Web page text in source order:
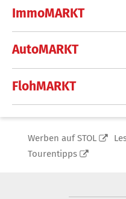
ImmoMARKT
AutoMARKT
FlohMARKT
Werben auf STOL
Tourentipps